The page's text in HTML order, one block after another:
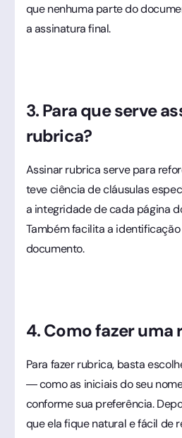
que nenhuma parte do
a assinatura final.
3. Para que serve
rubrica?
Assinar rubrica serve para
teve ciência de cláusulas
a integridade de cada página
Também facilita a
documento.
4. Como fazer uma
Para fazer rubrica, basta
— como as iniciais do seu
conforme sua preferência.
que ela fique natural e fácil de